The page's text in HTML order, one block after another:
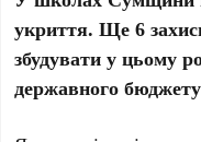
укриття. Ще 6
збудувати у цьому
державного бюджету